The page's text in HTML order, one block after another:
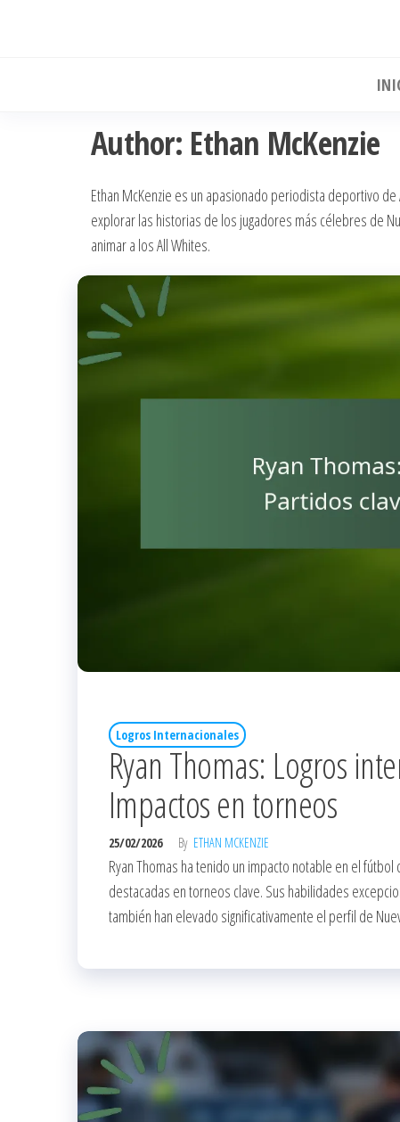
Author: Ethan McKenzie
Ethan McKenzie es un apasionado periodista deportivo
explorar las historias de los jugadores más célebres de
animar a los All Whites.
Logros Internacionales
Ryan Thomas: Logros
Impactos en torneos
25/02/2026 By ETHAN MCKENZIE
Ryan Thomas ha tenido un impacto notable en el
destacadas en torneos clave. Sus habilidades
también han elevado significativamente el perfil de